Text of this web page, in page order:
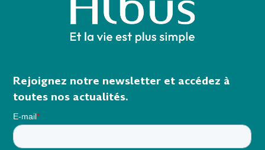
Rejoignez notre newsletter et accédez à
toutes nos actualités.